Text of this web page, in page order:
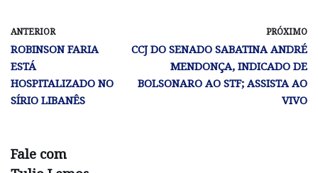
ANTERIOR
ROBINSON FARIA
ESTÁ
HOSPITALIZADO NO
SÍRIO LIBANÊS
PRÓXIMO
CCJ DO SENADO SABATINA ANDRÉ
MENDONÇA, INDICADO DE
BOLSONARO AO STF; ASSISTA AO
VIVO
Fale com